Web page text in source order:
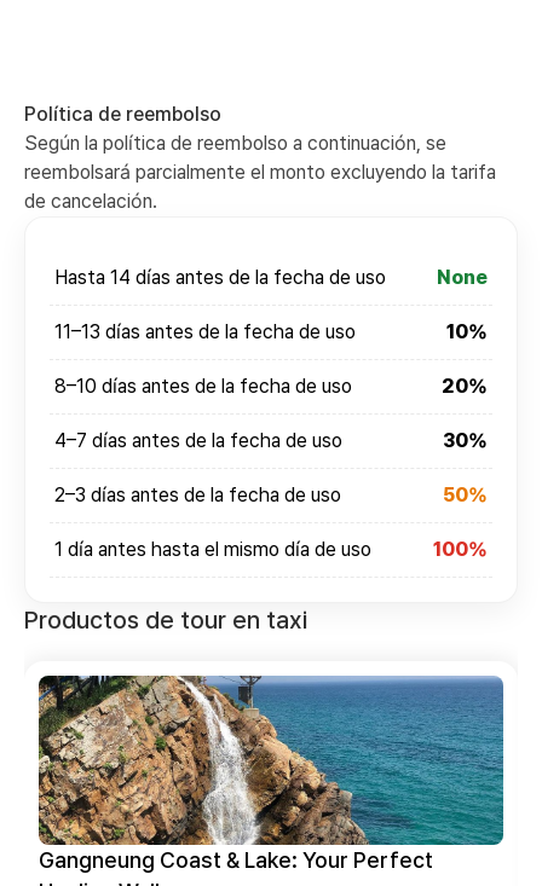
Política de reembolso
Según la política de reembolso a continuación, se
reembolsará parcialmente el monto excluyendo la tarifa
de cancelación.
Hasta 14 días antes de la fecha de uso None
11–13 días antes de la fecha de uso 10%
8–10 días antes de la fecha de uso 20%
4–7 días antes de la fecha de uso 30%
2–3 días antes de la fecha de uso 50%
1 día antes hasta el mismo día de uso 100%
Productos de tour en taxi
Perfect
Gangneung couple tour course